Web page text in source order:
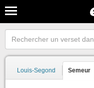
Louis-Segond Semeur